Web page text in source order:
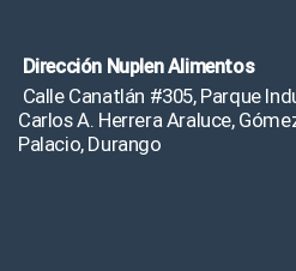
Dirección Nuplen Alimentos
Calle Canatlán #305, Parque
Carlos A. Herrera Araluce,
Palacio, Durango